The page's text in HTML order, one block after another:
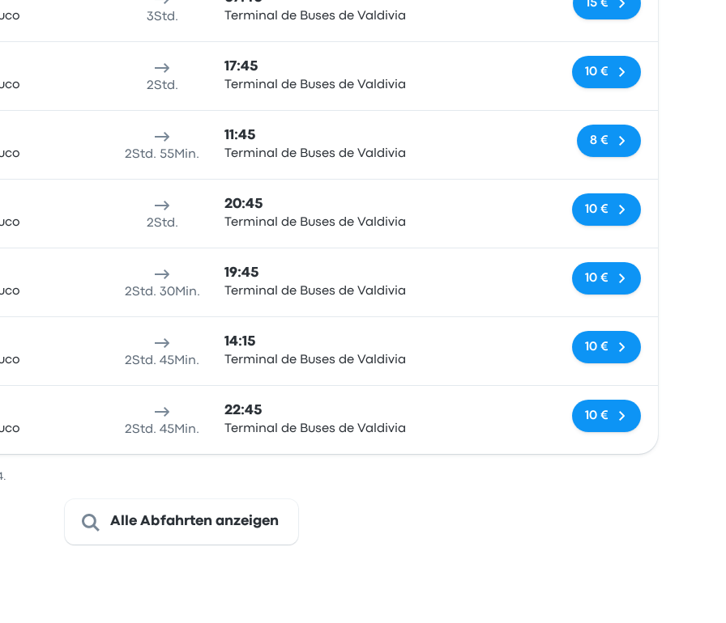
3Std. Terminal de Buses de Valdivia
15 €
2Std.
17:45
Terminal de Buses de Valdivia
Keine Tags
10 €
2Std. 55Min.
11:45
Terminal de Buses de Valdivia
Keine Tags
8 €
2Std.
20:45
Terminal de Buses de Valdivia
Keine Tags
10 €
2Std. 30Min.
19:45
Terminal de Buses de Valdivia
Keine Tags
10 €
2Std. 45Min.
14:15
Terminal de Buses de Valdivia
Keine Tags
10 €
2Std. 45Min.
22:45
Terminal de Buses de Valdivia
Keine Tags
10 €
Alle Abfahrten anzeigen